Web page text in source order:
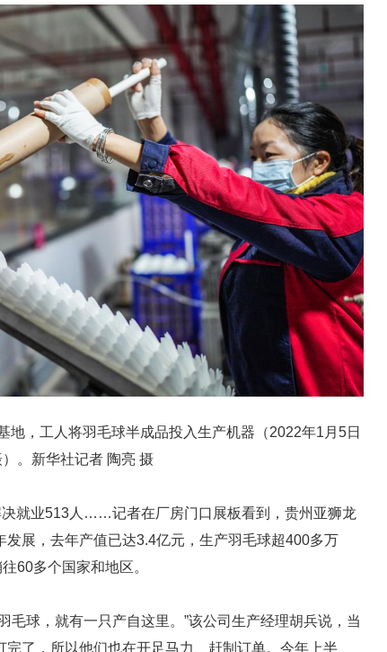
地，工人将羽毛球半成品投入生产机器（2022年1月5日
）。新华社记者 陶亮 摄
就业513人……记者在厂房门口展板看到，贵州亚狮龙
展，去年产值已达3.4亿元，生产羽毛球超400多万
60多个国家和地区。
毛球，就有一只产自这里。”该公司生产经理胡兵说，当
了，所以他们也在开足马力、赶制订单。今年上半